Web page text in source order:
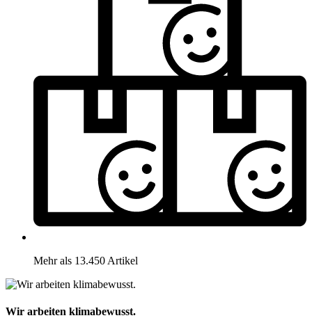
Mehr als 13.450 Artikel
Wir arbeiten klimabewusst.